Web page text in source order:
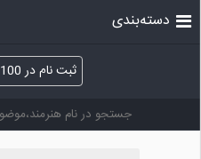
ثبت نام در 100 هنر
دسته‌بندی